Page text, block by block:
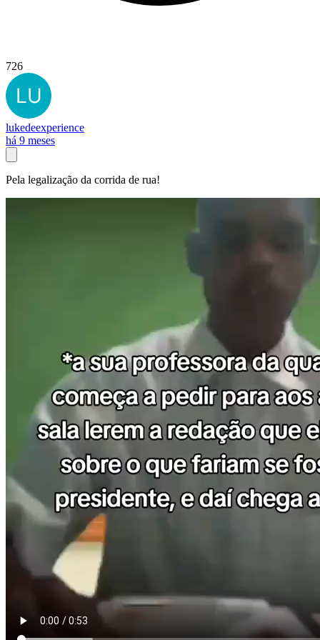
726
lukedeexperience
há 9 meses
Pela legalização da corrida de rua!